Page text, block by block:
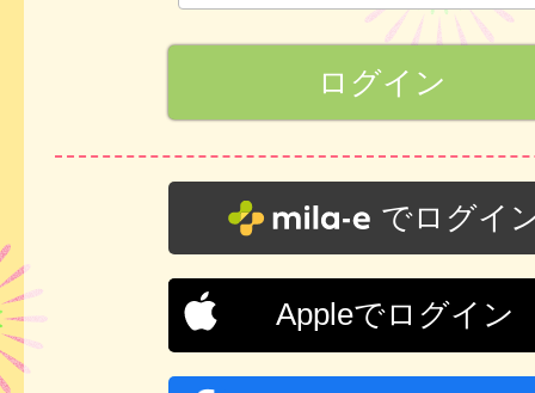
でログイ
Appleでログイン